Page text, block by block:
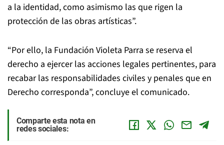
a la identidad, como asimismo las que rigen la
protección de las obras artísticas”.
“Por ello, la Fundación Violeta Parra se reserva el
derecho a ejercer las acciones legales pertinentes, para
recabar las responsabilidades civiles y penales que en
Derecho corresponda”, concluye el comunicado.
Comparte esta nota en
redes sociales: